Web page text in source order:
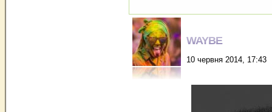
WAYBE
10 червня 2014, 17:43